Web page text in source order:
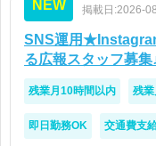
コミュニケーショ
NEW 掲載日:2026-
SNS運用
る広報スタッフ募集
残業月10時間以内 残
即日勤務OK 交通費支